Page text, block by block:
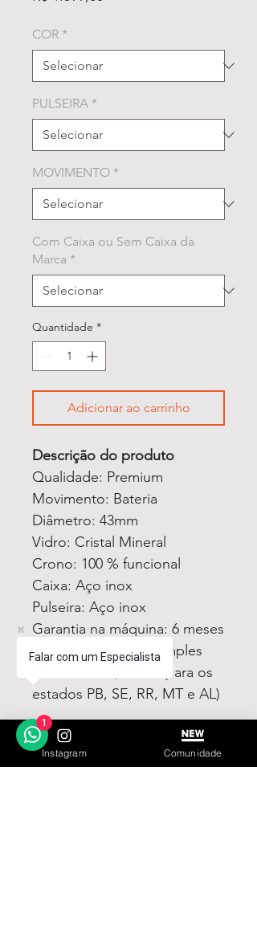
COR *
PULSEIRA *
MOVIMENTO *
Com Caixa ou Sem Caixa da
Marca *
Quantidade *
Adicionar ao carrinho
Descrição do produto
Qualidade: Premium
Movimento: Bateria
Diâmetro: 43mm
Vidro: Cristal Mineral
Crono: 100 % funcional
Caixa: Aço inox
Pulseira: Aço inox
Garantia na máquina: 6 meses
Acompanha Caixa Simples
Almofadada (exceto para os
estados PB, SE, RR, MT e AL)
Fotos e vídeos 100% reais
dos modelos a venda
Instagram Comunidade
Falar com um Especialista
1